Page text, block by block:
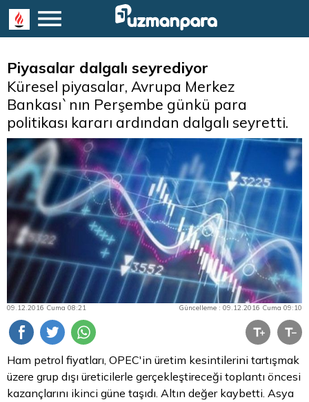
Piyasalar dalgalı seyrediyor
Küresel piyasalar, Avrupa Merkez
Bankası`nın Perşembe günkü para
politikası kararı ardından dalgalı seyretti.
09.12.2016 Cuma 08:21 Güncelleme : 09.12.2016 Cuma 09:10
Ham petrol fiyatları, OPEC'in üretim kesintilerini tartışmak
üzere grup dışı üreticilerle gerçekleştireceği toplantı öncesi
kazançlarını ikinci güne taşıdı. Altın değer kaybetti. Asya